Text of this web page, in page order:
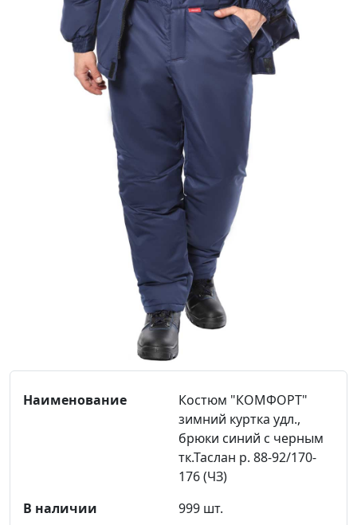
Костюм "КОМФОРТ"
зимний куртка удл.,
брюки синий с черным
тк.Таслан р. 88-92/170-
176 (ЧЗ)
999 шт.